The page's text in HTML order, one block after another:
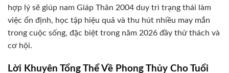
hợp lý sẽ giúp nam Giáp Thân 2004 duy trì trạng thái làm
việc ổn định, học tập hiệu quả và thu hút nhiều may mắn
trong cuộc sống, đặc biệt trong năm 2026 đầy thử thách và
cơ hội.
Lời Khuyên Tổng Thể Về Phong Thủy Cho Tuổi